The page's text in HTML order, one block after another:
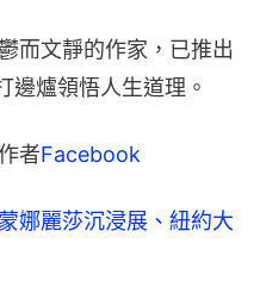
而文靜的作家，已推出
邊爐領悟人生道理。
者Facebook
娜麗莎沉浸展、紐約大